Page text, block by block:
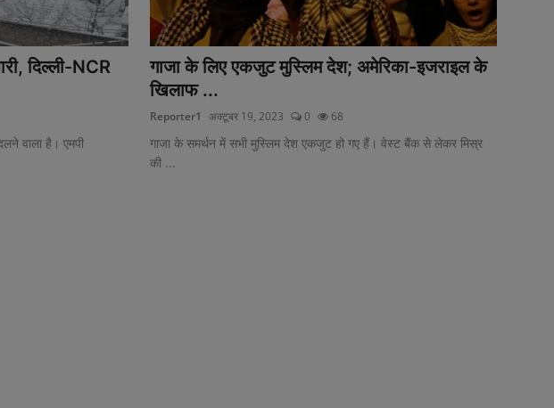
दिल्ली-NCR
वाला है। एमपी
गाजा के लिए एकजुट मुस्लिम देश; अमेरिका-इजराइल के
खिलाफ ...
Reporter1 अक्टूबर 19, 2023 0 68
गाजा के समर्थन में सभी मुस्लिम देश एकजुट हो गए हैं। वेस्ट बैंक से लेकर मिस्र
की ...